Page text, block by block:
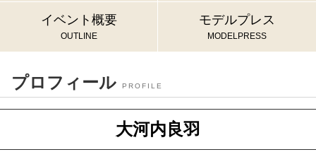
イベント概要
OUTLINE
モデルプレス
MODELPRESS
プロフィール PROFILE
大河内良羽